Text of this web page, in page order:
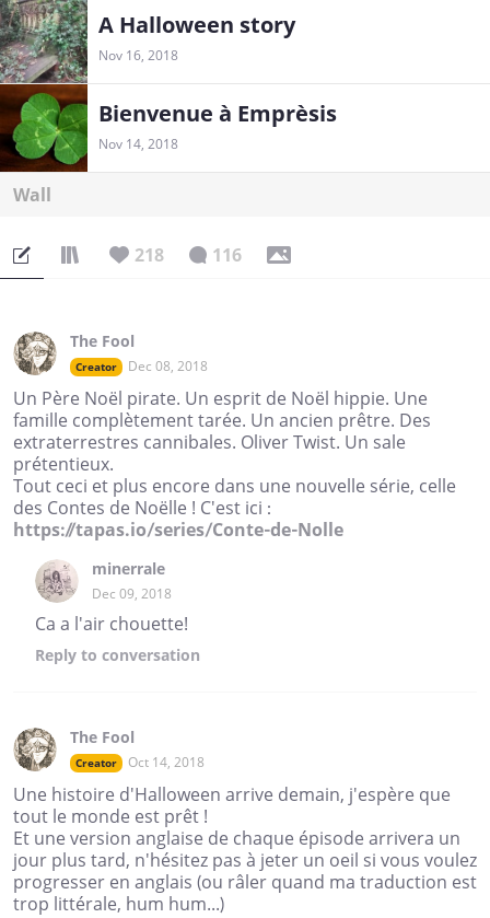
A Halloween story
Nov 16, 2018
Bienvenue à Emprèsis
Nov 14, 2018
Wall
218 116
The Fool
Creator Dec 08, 2018
Un Père Noël pirate. Un esprit de Noël hippie. Une
famille complètement tarée. Un ancien prêtre. Des
extraterrestres cannibales. Oliver Twist. Un sale
prétentieux.
Tout ceci et plus encore dans une nouvelle série, celle
des Contes de Noëlle ! C'est ici :
https://tapas.io/series/Conte-de-Nolle
minerrale
Dec 09, 2018
Ca a l'air chouette!
Reply to conversation
The Fool
Creator Oct 14, 2018
Une histoire d'Halloween arrive demain, j'espère que
tout le monde est prêt !
Et une version anglaise de chaque épisode arrivera un
jour plus tard, n'hésitez pas à jeter un oeil si vous voulez
progresser en anglais (ou râler quand ma traduction est
trop littérale, hum hum...)